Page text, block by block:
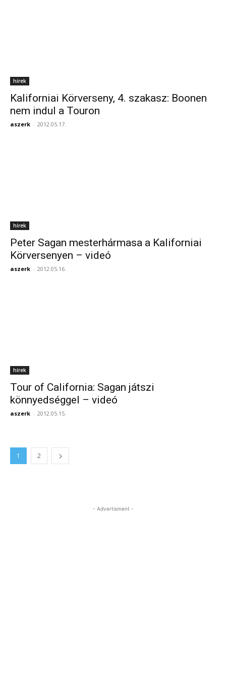
hírek
Kaliforniai Körverseny, 4. szakasz: Boonen
nem indul a Touron
aszerk - 2012.05.17.
hírek
Peter Sagan mesterhármasa a Kaliforniai
Körversenyen – videó
aszerk - 2012.05.16.
hírek
Tour of California: Sagan játszi
könnyedséggel – videó
aszerk - 2012.05.15.
1 2
- Advertisment -